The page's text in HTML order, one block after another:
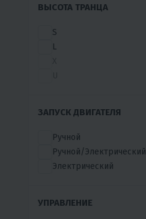
HANGKAI
HDX
HIDEA
HYDRA
IBOARD
INDIANA
ISEA
ВЫСОТА ТРАНЦА
S
L
ЗАПУСК ДВИГАТЕЛЯ
Ручной
Ручной/Электрический
Электрический
УПРАВЛЕНИЕ